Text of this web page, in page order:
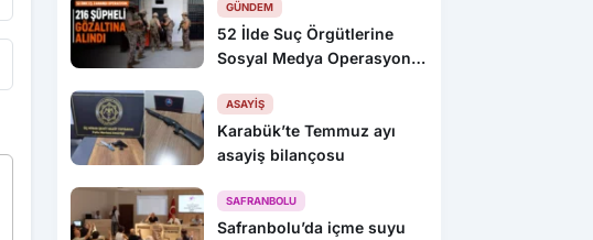
GÜNDEM
52 İlde Suç Örgütlerine
Sosyal Medya Operasyonu:
ASAYIŞ
Karabük’te Temmuz ayı
asayiş bilançosu
SAFRANBOLU
Safranbolu’da içme suyu